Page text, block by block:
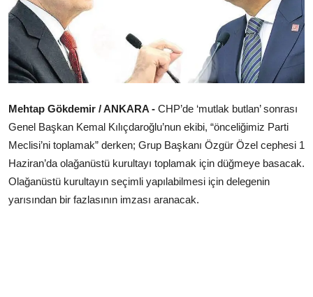
Dünya Haberleri
Çerkezköy
Mehtap Gökdemir / ANKARA - CHP’de ‘mutlak butlan’ sonrası
Genel Başkan Kemal Kılıçdaroğlu’nun ekibi, “önceliğimiz Parti
Meclisi’ni toplamak” derken; Grup Başkanı Özgür Özel cephesi 1
Haziran’da olağanüstü kurultayı toplamak için düğmeye basacak.
Olağanüstü kurultayın seçimli yapılabilmesi için delegenin
yarısından bir fazlasının imzası aranacak.